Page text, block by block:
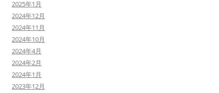
2025年1月
2024年12月
2024年11月
2024年10月
2024年4月
2024年2月
2024年1月
2023年12月